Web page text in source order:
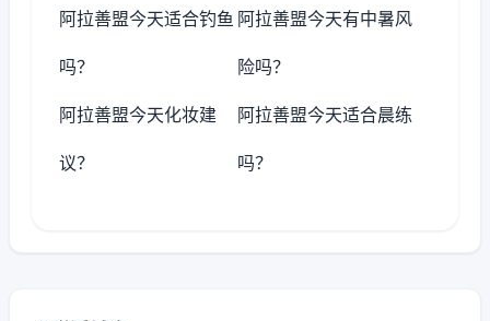
阿拉善盟今天适合钓鱼
吗？
阿拉善盟今天有中暑风
险吗？
阿拉善盟今天化妆建
议？
阿拉善盟今天适合晨练
吗？